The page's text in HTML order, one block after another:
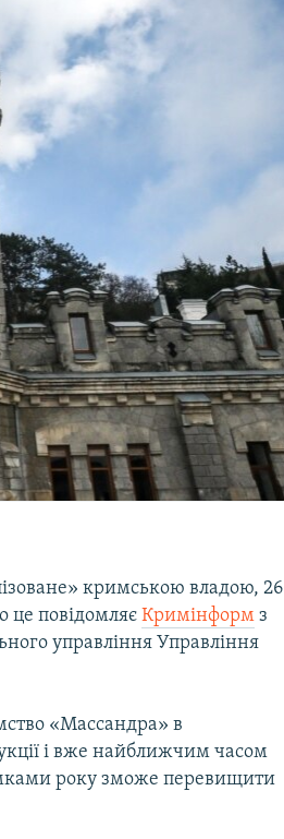
кримською владою, 26
це повідомляєКримінформ з
управління Управління
«Массандра» в
і вже найближчим часом
року зможе перевищити